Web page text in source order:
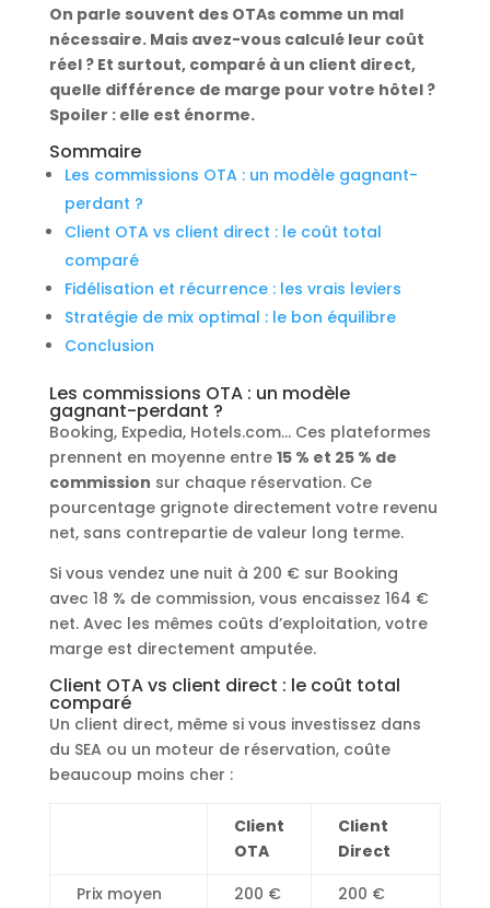
On parle souvent des OTAs comme un mal
nécessaire. Mais avez-vous calculé leur coût
réel ? Et surtout, comparé à un client direct,
quelle différence de marge pour votre hôtel ?
Spoiler : elle est énorme.
Sommaire
Les commissions OTA : un modèle gagnant-
perdant ?
Client OTA vs client direct : le coût total
comparé
Fidélisation et récurrence : les vrais leviers
Stratégie de mix optimal : le bon équilibre
Conclusion
Les commissions OTA : un modèle
gagnant-perdant ?
Booking, Expedia, Hotels.com… Ces plateformes
prennent en moyenne entre 15 % et 25 % de
commission sur chaque réservation. Ce
pourcentage grignote directement votre revenu
net, sans contrepartie de valeur long terme.
Si vous vendez une nuit à 200 € sur Booking
avec 18 % de commission, vous encaissez 164 €
net. Avec les mêmes coûts d’exploitation, votre
marge est directement amputée.
Client OTA vs client direct : le coût total
comparé
Un client direct, même si vous investissez dans
du SEA ou un moteur de réservation, coûte
beaucoup moins cher :
Client
OTA
Client
Direct
Prix moyen
200 € 200 €